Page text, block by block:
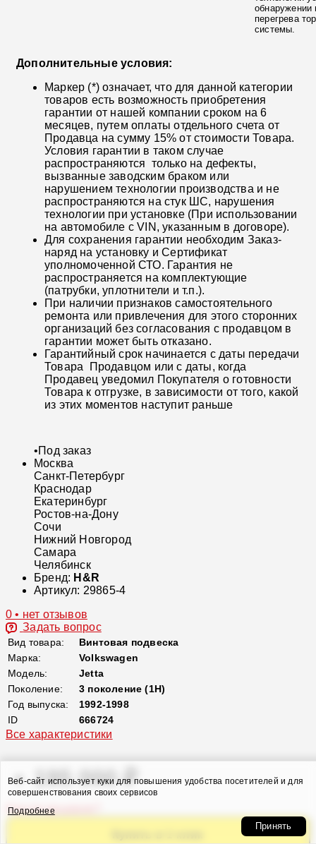
обнаружении
перегрева
системы.
Дополнительные условия:
Маркер (*) означает, что для данной категории
товаров есть возможность приобретения
гарантии от нашей компании сроком на 6
месяцев, путем оплаты отдельного счета от
Продавца на сумму 15% от стоимости Товара.
Условия гарантии в таком случае
распространяются только на дефекты,
вызванные заводским браком или
нарушением технологии производства и не
распространяются на стук ШС, нарушения
технологии при установке (При использовании
на автомобиле с VIN, указанным в договоре).
Для сохранения гарантии необходим Заказ-
наряд на установку и Сертификат
уполномоченной СТО. Гарантия не
распространяется на комплектующие
(патрубки, уплотнители и т.п.).
При наличии признаков самостоятельного
ремонта или привлечения для этого сторонних
организаций без согласования с продавцом в
гарантии может быть отказано.
Гарантийный срок начинается с даты передачи
Товара Продавцом или с даты, когда
Продавец уведомил Покупателя о готовности
Товара к отгрузке, в зависимости от того, какой
из этих моментов наступит раньше
•Под заказ
Москва
Санкт-Петербург
Краснодар
Екатеринбург
Ростов-на-Дону
Сочи
Нижний Новгород
Самара
Челябинск
Бренд: H&R
Артикул: 29865-4
0 • нет отзывов
Задать вопрос
Вид товара:
Винтовая подвеска
Марка:
Volkswagen
Модель:
Jetta
Поколение:
3 поколение (1H)
Год выпуска:
1992-1998
ID
666724
Все характеристики
195 000 ₽
Нашли дешевле?
Веб-сайт использует куки для повышения удобства посетителей и для
совершенствования своих сервисов
Подробнее
Принять